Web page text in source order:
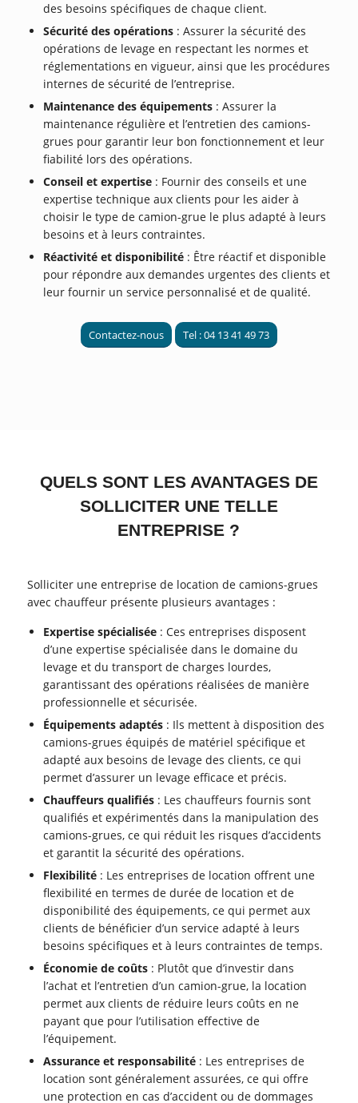
des besoins spécifiques de chaque client.
Sécurité des opérations : Assurer la sécurité des
opérations de levage en respectant les normes et
réglementations en vigueur, ainsi que les procédures
internes de sécurité de l’entreprise.
Maintenance des équipements : Assurer la
maintenance régulière et l’entretien des camions-
grues pour garantir leur bon fonctionnement et leur
fiabilité lors des opérations.
Conseil et expertise : Fournir des conseils et une
expertise technique aux clients pour les aider à
choisir le type de camion-grue le plus adapté à leurs
besoins et à leurs contraintes.
Réactivité et disponibilité : Être réactif et disponible
pour répondre aux demandes urgentes des clients et
leur fournir un service personnalisé et de qualité.
Contactez-nous Tel : 04 13 41 49 73
QUELS SONT LES AVANTAGES DE
SOLLICITER UNE TELLE
ENTREPRISE ?
Solliciter une entreprise de location de camions-grues
avec chauffeur présente plusieurs avantages :
Expertise spécialisée : Ces entreprises disposent
d’une expertise spécialisée dans le domaine du
levage et du transport de charges lourdes,
garantissant des opérations réalisées de manière
professionnelle et sécurisée.
Équipements adaptés : Ils mettent à disposition des
camions-grues équipés de matériel spécifique et
adapté aux besoins de levage des clients, ce qui
permet d’assurer un levage efficace et précis.
Chauffeurs qualifiés : Les chauffeurs fournis sont
qualifiés et expérimentés dans la manipulation des
camions-grues, ce qui réduit les risques d’accidents
et garantit la sécurité des opérations.
Flexibilité : Les entreprises de location offrent une
flexibilité en termes de durée de location et de
disponibilité des équipements, ce qui permet aux
clients de bénéficier d’un service adapté à leurs
besoins spécifiques et à leurs contraintes de temps.
Économie de coûts : Plutôt que d’investir dans
l’achat et l’entretien d’un camion-grue, la location
permet aux clients de réduire leurs coûts en ne
payant que pour l’utilisation effective de
l’équipement.
Assurance et responsabilité : Les entreprises de
location sont généralement assurées, ce qui offre
une protection en cas d’accident ou de dommages